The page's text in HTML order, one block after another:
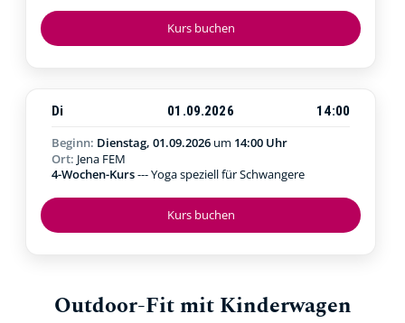
Kurs buchen
Kurs buchen
Di 01.09.2026
14:00
Beginn: Dienstag, 01.09.2026 um 14:00 Uhr
Ort: Jena FEM
4-Wochen-Kurs--- Yoga speziell für Schwangere
Outdoor-Fit mit Kinderwagen